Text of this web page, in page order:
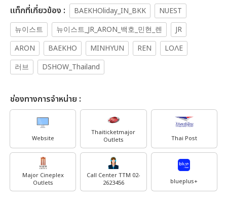
เเท็กที่เกี่ยวข้อง : BAEKHOliday_IN_BKK
NUEST
뉴이스트
뉴이스트_JR_ARON_백호_민현_렌
JR
ARON
BAEKHO MINHYUN REN
LOΛE
러브
DSHOW_Thailand
ช่องทางการจำหน่าย :
Website
Thaiticketmajor
Outlets
Thai Post
Major Cineplex
Outlets
Call Center TTM 02-
2623456
blueplus+